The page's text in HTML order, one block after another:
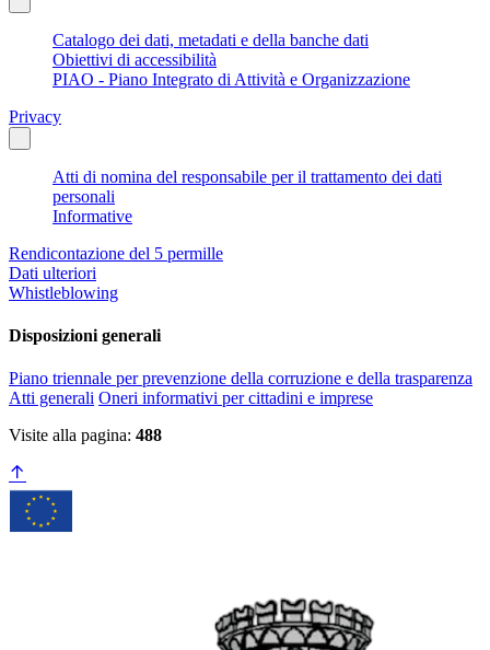
Catalogo dei dati, metadati e della banche dati
Obiettivi di accessibilità
PIAO - Piano Integrato di Attività e Organizzazione
Privacy
Atti di nomina del responsabile per il trattamento dei dati
personali
Informative
Rendicontazione del 5 permille
Dati ulteriori
Whistleblowing
Disposizioni generali
Piano triennale per prevenzione della corruzione e della trasparenza
Atti generali Oneri informativi per cittadini e imprese
Visite alla pagina: 488